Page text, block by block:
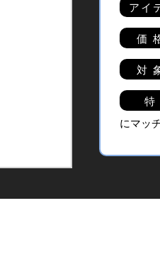
アイ
価
対
特
にマッ